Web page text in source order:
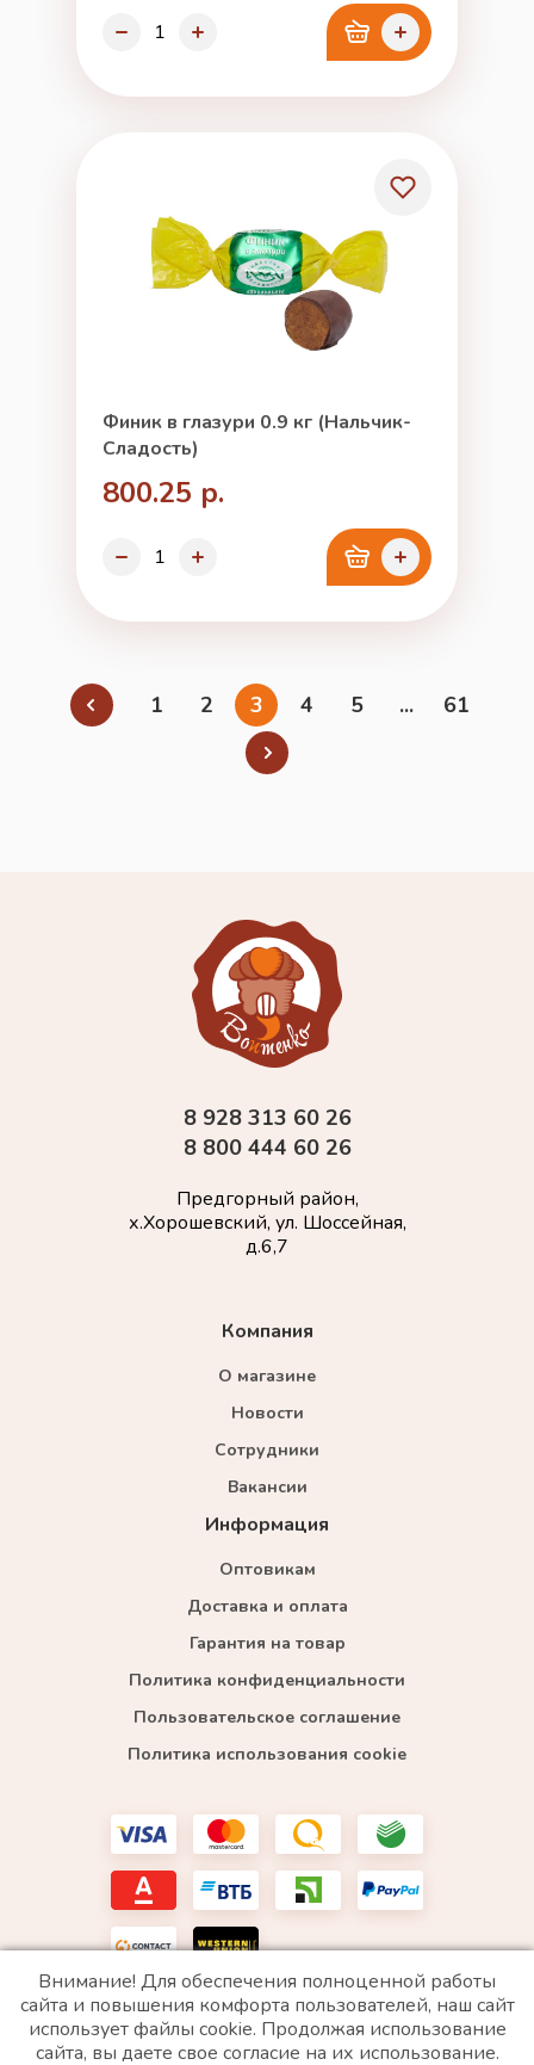
Финик в глазури 0.9 кг (Нальчик-
Сладость)
800.25 р.
1 2 3 4 5 ... 61
Компания
О магазине
Новости
Сотрудники
Вакансии
Информация
Оптовикам
Доставка и оплата
Гарантия на товар
Политика конфиденциальности
Пользовательское соглашение
Политика использования cookie
8 928 313 60 26
8 800 444 60 26
Предгорный район,
х.Хорошевский, ул. Шоссейная,
д.6,7
*WhatsApp принадлежит компании Meta, которая признана экстремистской и запрещена в
РФ
Внимание! Для обеспечения полноценной работы
сайта и повышения комфорта пользователей, наш сайт
использует файлы cookie. Продолжая использование
сайта, вы даете свое согласие на их использование.